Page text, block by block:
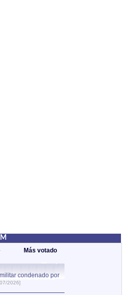
Más votado
condenado por
2026]